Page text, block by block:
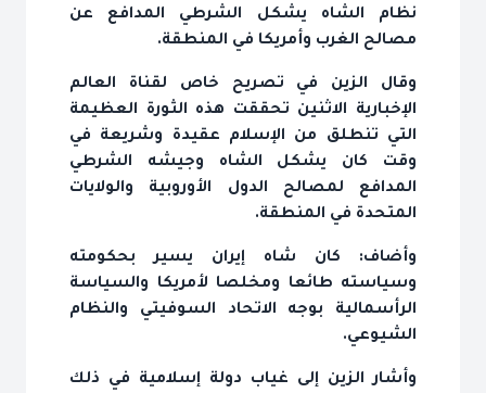
نظام الشاه يشكل الشرطي المدافع عن
مصالح الغرب وأمريكا في المنطقة.
وقال الزين في تصريح خاص لقناة العالم
الإخبارية الاثنين تحققت هذه الثورة العظيمة
التي تنطلق من الإسلام عقيدة وشريعة في
وقت كان يشكل الشاه وجيشه الشرطي
المدافع لمصالح الدول الأوروبية والولايات
المتحدة في المنطقة.
وأضاف: كان شاه إيران يسير بحكومته
وسياسته طائعا ومخلصا لأمريكا والسياسة
الرأسمالية بوجه الاتحاد السوفيتي والنظام
الشيوعي.
وأشار الزين إلى غياب دولة إسلامية في ذلك